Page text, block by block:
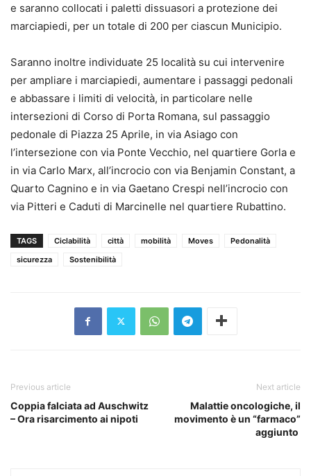
e saranno collocati i paletti dissuasori a protezione dei
marciapiedi, per un totale di 200 per ciascun Municipio.
Saranno inoltre individuate 25 località su cui intervenire
per ampliare i marciapiedi, aumentare i passaggi pedonali
e abbassare i limiti di velocità, in particolare nelle
intersezioni di Corso di Porta Romana, sul passaggio
pedonale di Piazza 25 Aprile, in via Asiago con
l’intersezione con via Ponte Vecchio, nel quartiere Gorla e
in via Carlo Marx, all’incrocio con via Benjamin Constant, a
Quarto Cagnino e in via Gaetano Crespi nell’incrocio con
via Pitteri e Caduti di Marcinelle nel quartiere Rubattino.
TAGS Ciclabilità città mobilità Moves
Pedonalità
sicurezza
Sostenibilità
Previous article
Coppia falciata ad Auschwitz
– Ora risarcimento ai nipoti
Next article
Malattie oncologiche, il
movimento è un “farmaco”
aggiunto